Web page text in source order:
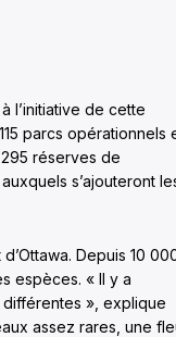
l’initiative de cette
parcs opérationnels
réserves de
s’ajouteront
Depuis 10
espèces. « Il y a
différentes », explique
assez rares, une